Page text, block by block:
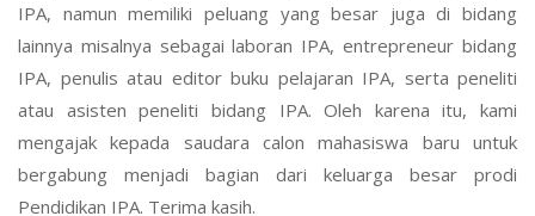
IPA, namun memiliki peluang yang besar juga di bidang
lainnya misalnya sebagai laboran IPA, entrepreneur bidang
IPA, penulis atau editor buku pelajaran IPA, serta peneliti
atau asisten peneliti bidang IPA. Oleh karena itu, kami
mengajak kepada saudara calon mahasiswa baru untuk
bergabung menjadi bagian dari keluarga besar prodi
Pendidikan IPA. Terima kasih.